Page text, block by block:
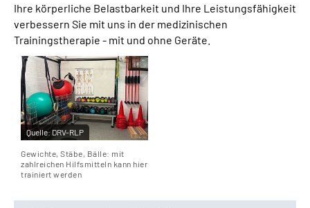
Ihre körperliche Belastbarkeit und Ihre Leistungsfähigkeit
verbessern Sie mit uns in der medizinischen
Trainingstherapie - mit und ohne Geräte.
Quelle:DRV-RLP
Gewichte, Stäbe, Bälle: mit
zahlreichen Hilfsmitteln kann hier
trainiert werden